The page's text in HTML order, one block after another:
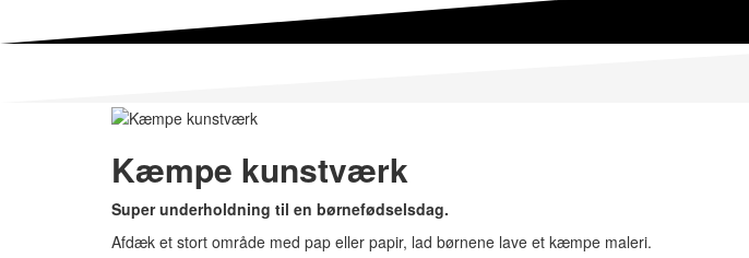
Kæmpe kunstværk
Super underholdning til en børnefødselsdag.
Afdæk et stort område med pap eller papir, lad børnene lave et kæmpe maleri.